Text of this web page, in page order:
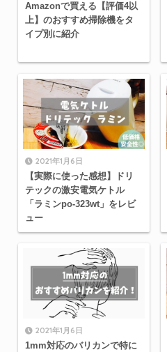
Amazonで買える【評価4以
上】のおすすめ掃除機をタ
イプ別に紹介
2021年1月6日
【実際に使った感想】ドリ
テックの激安電気ケトル
「ラミンpo-323wt」をレビ
ュー
2021年1月6日
1mm対応のバリカンで特に